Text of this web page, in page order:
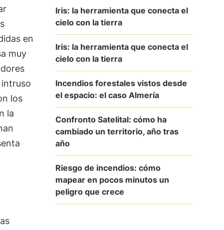
en
muy
los
la
Iris: la herramienta que conecta el
cielo con la tierra
Iris: la herramienta que conecta el
cielo con la tierra
Incendios forestales vistos desde
el espacio: el caso Almería
Confronto Satelital: cómo ha
cambiado un territorio, año tras
año
Riesgo de incendios: cómo
mapear en pocos minutos un
peligro que crece